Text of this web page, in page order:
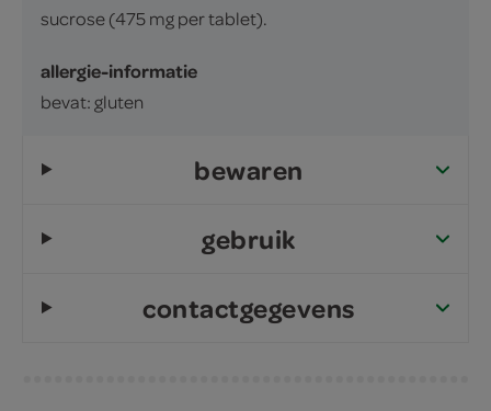
sucrose (475 mg per tablet).
allergie-informatie
bevat: gluten
bewaren
gebruik
contactgegevens